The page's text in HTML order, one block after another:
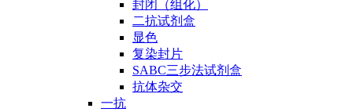
封闭（组化）
二抗试剂盒
显色
复染封片
SABC三步法试剂盒
抗体杂交
一抗